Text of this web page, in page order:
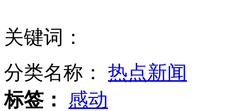
82岁奶奶靠卖鞋垫独自供养孙女
关键词：
分类名称： 热点新闻
标签：
感动